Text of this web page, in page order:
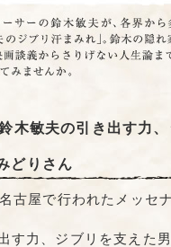
鈴木敏夫の引き出す力
どりさん
古屋で行われたメッセ
す力、ジブリを支えた